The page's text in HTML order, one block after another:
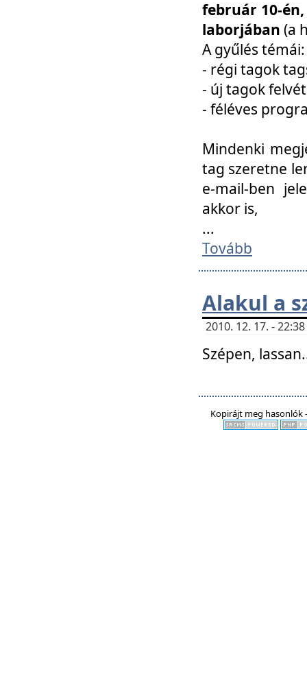
február 10-
laborjában (a
A gyűlés témái:
- régi tagok
- új tagok
- féléves
Mindenki
tag szeretne
e-mail-ben
akkor is,
...
Tovább
Alakul a
2010. 12. 17. -
Szépen,
Kopirájt meg hasonlók